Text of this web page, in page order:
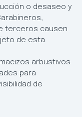
o desaseo y
terceros causen
de esta
arbustivos
para
de